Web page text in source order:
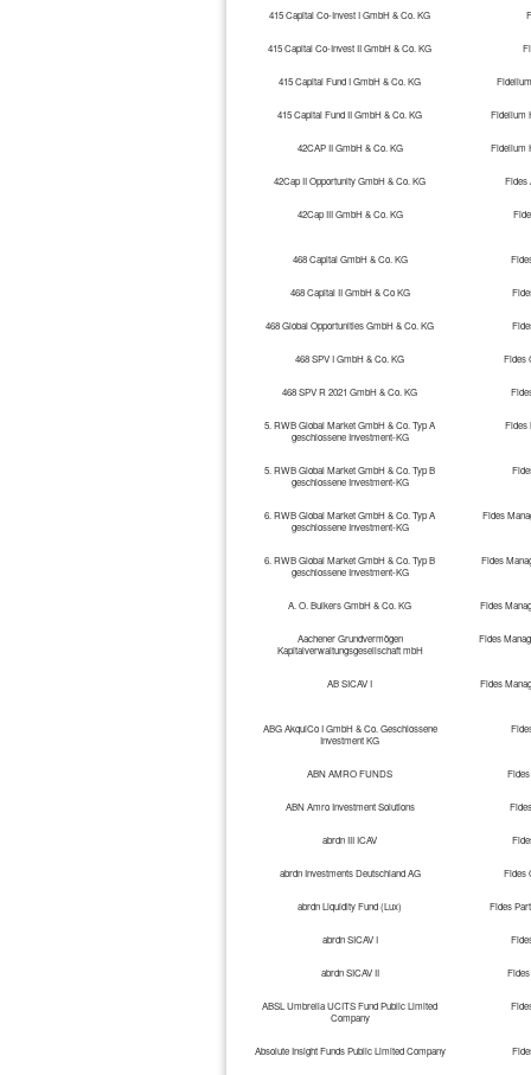
415 Capital Co-Invest I GmbH & Co. KG
415 Capital Co-Invest II GmbH & Co. KG
415 Capital Fund I GmbH & Co. KG
415 Capital Fund II GmbH & Co. KG Fidelium
42CAP II GmbH & Co. KG Fidelium
42Cap II Opportunity GmbH & Co. KG Fides
42Cap III GmbH & Co. KG
468 Capital GmbH & Co. KG
468 Capital II GmbH & Co KG
468 Global Opportunities GmbH & Co. KG
468 SPV I GmbH & Co. KG Fides
468 SPV R 2021 GmbH & Co. KG
5. RWB Global Market GmbH & Co. Typ A
geschlossene Investment-KG
Fides
5. RWB Global Market GmbH & Co. Typ B
geschlossene Investment-KG
6. RWB Global Market GmbH & Co. Typ A
geschlossene Investment-KG
Fides
6. RWB Global Market GmbH & Co. Typ B
geschlossene Investment-KG
Fides
A. O. Bulkers GmbH & Co. KG Fides
Aachener Grundvermögen
Kapitalverwaltungsgesellschaft mbH
Fides
AB SICAV I Fides
ABG AkquiCo I GmbH & Co. Geschlossene
Investment KG
ABN AMRO FUNDS
ABN Amro Investment Solutions
abrdn III ICAV
abrdn Investments Deutschland AG Fides
abrdn Liquidity Fund (Lux) Fides
abrdn SICAV I
abrdn SICAV II
ABSL Umbrella UCITS Fund Public Limited
Company
Absolute Insight Funds Public Limited Company